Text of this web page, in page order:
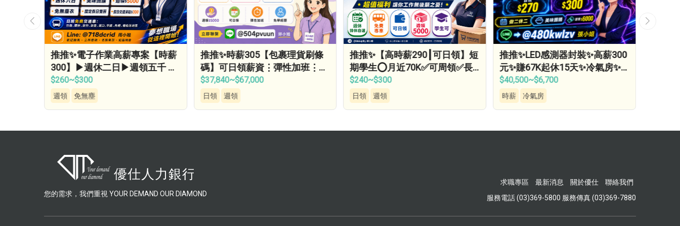
推推✨電子作業高薪專案【時薪
300】▶週休二日▶週領五千 ▶交
通車▶免無塵衣…
$260~$300
週領 免無塵
推推✨時薪305【包裹理貨刷條
碼】可日領薪資⋮彈性加班⋮免
健檢⋮免無塵⋮免學經驗…
$37,840~$67,000
日領 週領
推推✨【高時薪290┃可日領】短
期學生⭕月近70K✅可周領✅長
期學生✅等當兵✅免…
$240~$300
日領 週領
推推✨LED感測器封裝✨高薪300
元✨賺67K起休15天✨冷氣房✨
供汽機車位✨…
$40,500~$6,700
時薪 冷氣房
您的需求，我們重視 YOUR DEMAND OUR DIAMOND
求職專區 最新消息 關於優仕
聯絡我們
服務電話 (03)369-5800 服務傳真 (03)369-7880